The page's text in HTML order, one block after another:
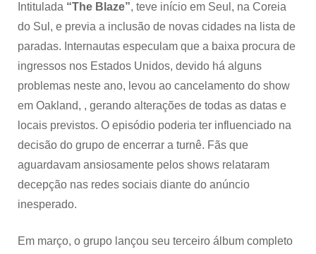
Intitulada “The Blaze”, teve início em Seul, na Coreia
do Sul, e previa a inclusão de novas cidades na lista de
paradas. Internautas especulam que a baixa procura de
ingressos nos Estados Unidos, devido há alguns
problemas neste ano, levou ao cancelamento do show
em Oakland, , gerando alterações de todas as datas e
locais previstos. O episódio poderia ter influenciado na
decisão do grupo de encerrar a turnê. Fãs que
aguardavam ansiosamente pelos shows relataram
decepção nas redes sociais diante do anúncio
inesperado.
Em março, o grupo lançou seu terceiro álbum completo